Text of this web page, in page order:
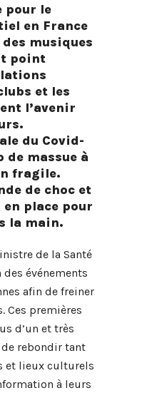
pour le
en France
musiques
point
et les
l’avenir
du Covid-
de massue à
fragile.
de choc et
en place pour
la main.
de la Santé
événements
afin de freiner
Ces premières
d’un et très
rebondir tant
et lieux culturels
à leurs